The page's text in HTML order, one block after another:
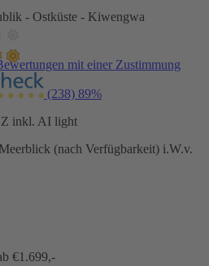
- Ostküste - Kiwengwa
mit einer Zustimmung
(238) 89%
inkl. AI light
(nach Verfügbarkeit) i.W.v.
€1.699,-